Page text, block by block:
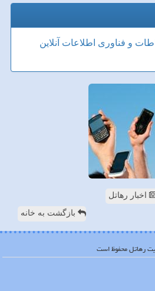
و فناوری اطلاعات آنلاین
اخبار رهاتل
بازگشت به خانه